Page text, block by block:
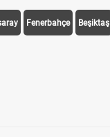
Fenerbahçe Beşiktaş